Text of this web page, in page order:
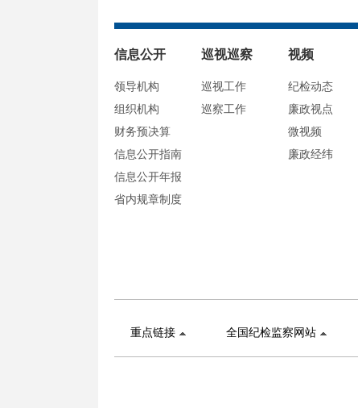
信息公开
领导机构
组织机构
财务预决算
信息公开指南
信息公开年报
省内规章制度
巡视巡察
巡视工作
巡察工作
视频
纪检动态
廉政视点
微视频
廉政经纬
重点链接 全国纪检监察网站